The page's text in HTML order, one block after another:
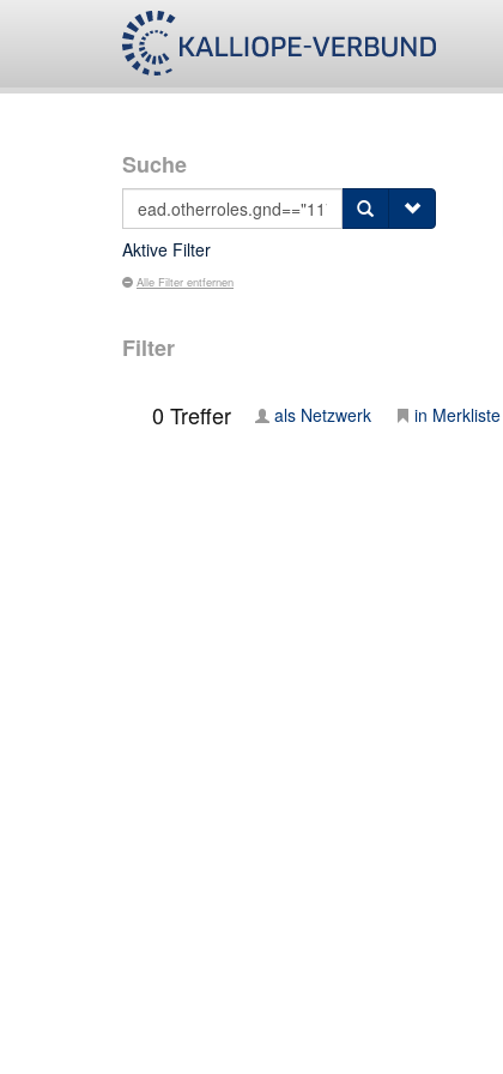
Suche
Aktive Filter
Alle Filter entfernen
Filter
0Treffer als Netzwerk in Merkliste